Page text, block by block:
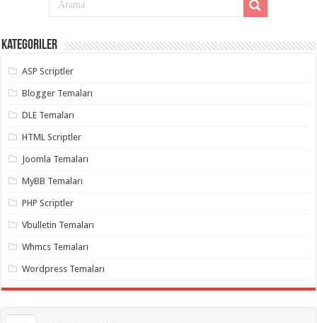
Kategoriler
ASP Scriptler
Blogger Temaları
DLE Temaları
HTML Scriptler
Joomla Temaları
MyBB Temaları
PHP Scriptler
Vbulletin Temaları
Whmcs Temaları
Wordpress Temaları